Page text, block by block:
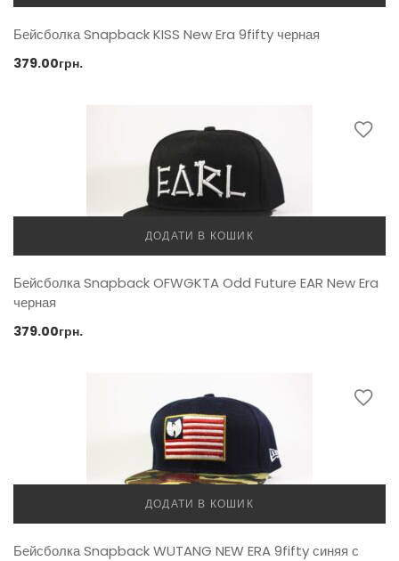
Бейсболка Snapback KISS New Era 9fifty черная
379.00грн.
ДОДАТИ В КОШИК
Бейсболка Snapback OFWGKTA Odd Future EAR New Era
черная
379.00грн.
ДОДАТИ В КОШИК
Бейсболка Snapback WUTANG NEW ERA 9fifty синяя с